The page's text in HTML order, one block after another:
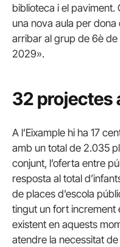
biblioteca i el
una nova aula per
arribar al grup de 6è
2029».
32 projectes
A l’Eixample hi ha 17
amb un total de 2.035
conjunt, l’oferta entre
resposta al total
de places d’escola
tingut un fort increment
existent en aquests
atendre la necessitat